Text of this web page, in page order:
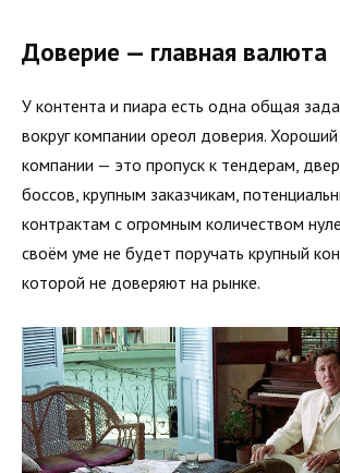
Доверие — главная валюта
У контента и пиара есть одна общая
вокруг компании ореол доверия.
компании — это пропуск к тендерам,
боссов, крупным заказчикам,
контрактам с огромным количеством
своём уме не будет поручать крупный
которой не доверяют на рынке.